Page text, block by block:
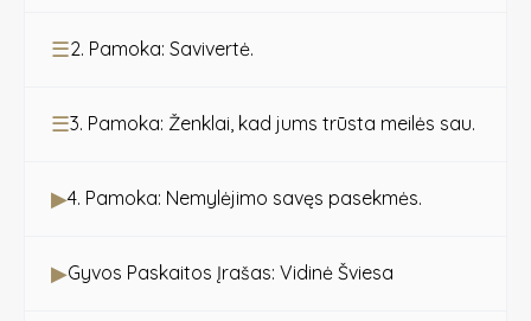
☰2. Pamoka: Savivertė.
☰3. Pamoka: Ženklai, kad jums trūsta meilės sau.
▶4. Pamoka: Nemylėjimo savęs pasekmės.
▶Gyvos Paskaitos Įrašas: Vidinė Šviesa